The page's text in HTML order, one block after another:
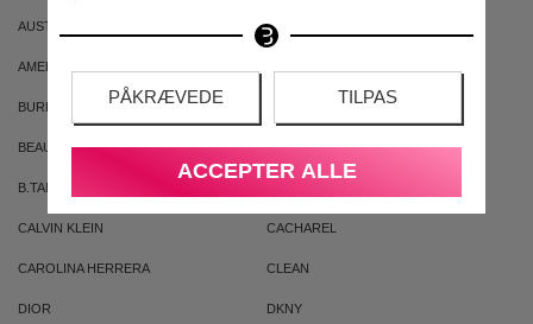
PÅKRÆVEDE TILPAS
ACCEPTER ALLE
AUSTRALIAN GOLD AUSTRALIAN BODYCARE
AMERICAN CREW
BURBERRY
BEAUTE PACIFIQUE BADEANSTALTEN
B.TAN
CALVIN KLEIN CACHAREL
CAROLINA HERRERA CLEAN
DIOR DKNY